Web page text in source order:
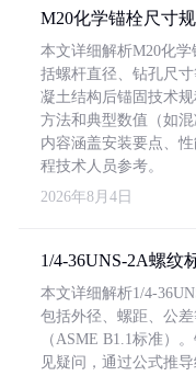
M20化学锚栓尺寸
本文详细解析M20化
括螺杆直径、钻孔尺
凝土结构后锚固技术
方法和典型数值（如混
内容涵盖安装要点、
程技术人员参考。
2026年8月4日
1/4-36UNS-2A螺纹
本文详细解析1/4-
包括外径、螺距、公
（ASME B1.1标准）
见疑问，通过公式推